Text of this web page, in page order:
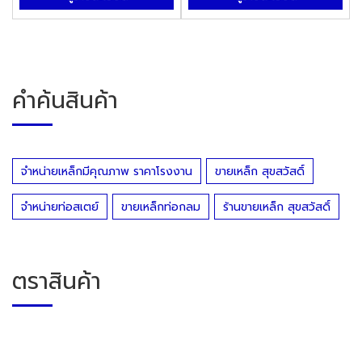
คำค้นสินค้า
จำหน่ายเหล็กมีคุณภาพ ราคาโรงงาน ขายเหล็ก สุขสวัสดิ์
จำหน่ายท่อสเตย์ ขายเหล็กท่อกลม ร้านขายเหล็ก สุขสวัสดิ์
ตราสินค้า